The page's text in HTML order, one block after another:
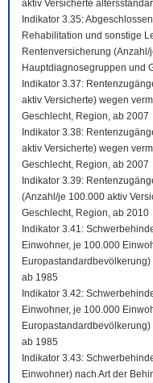
aktiv Versicherte
Indikator 3.35:
Rehabilitation und sonstige
Rentenversicherung
Hauptdiagnosegruppen und
Indikator 3.37:
aktiv Versicherte) wegen
Geschlecht, Region, ab 2007
Indikator 3.38:
aktiv Versicherte) wegen
Geschlecht, Region, ab 2007
Indikator 3.39:
(Anzahl/je 100.000 aktiv
Geschlecht, Region, ab 2010
Indikator 3.41:
Einwohner, je 100.000
ab 1985
Indikator 3.42:
Einwohner, je 100.000
ab 1985
Indikator 3.43:
Einwohner) nach Art der